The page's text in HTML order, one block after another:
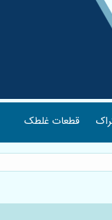
قطعات غلطک